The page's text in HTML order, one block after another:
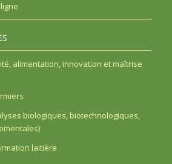
alimentation, innovation et maîtrise
biologiques, biotechnologiques,
laitière